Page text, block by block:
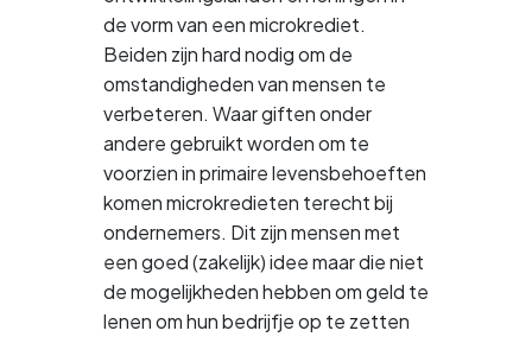
de vorm van een microkrediet.
Beiden zijn hard nodig om de
omstandigheden van mensen te
verbeteren. Waar giften onder
andere gebruikt worden om te
voorzien in primaire levensbehoeften
komen microkredieten terecht bij
ondernemers. Dit zijn mensen met
een goed (zakelijk) idee maar die niet
de mogelijkheden hebben om geld te
lenen om hun bedrijfje op te zetten